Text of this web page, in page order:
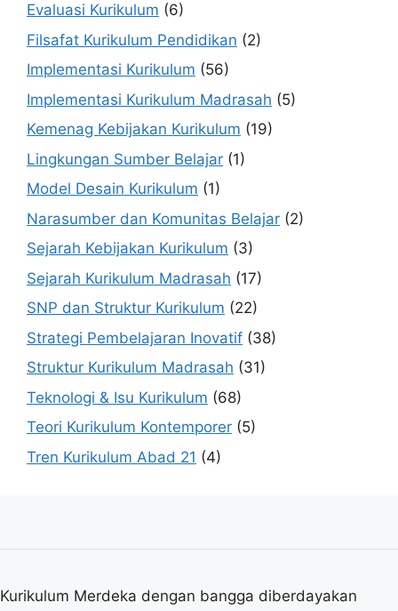
Evaluasi Kurikulum (6)
Filsafat Kurikulum Pendidikan (2)
Implementasi Kurikulum (56)
Implementasi Kurikulum Madrasah (5)
Kemenag Kebijakan Kurikulum (19)
Lingkungan Sumber Belajar (1)
Model Desain Kurikulum (1)
Narasumber dan Komunitas Belajar (2)
Sejarah Kebijakan Kurikulum (3)
Sejarah Kurikulum Madrasah (17)
SNP dan Struktur Kurikulum (22)
Strategi Pembelajaran Inovatif (38)
Struktur Kurikulum Madrasah (31)
Teknologi & Isu Kurikulum (68)
Teori Kurikulum Kontemporer (5)
Tren Kurikulum Abad 21 (4)
Kurikulum Merdeka dengan bangga diberdayakan